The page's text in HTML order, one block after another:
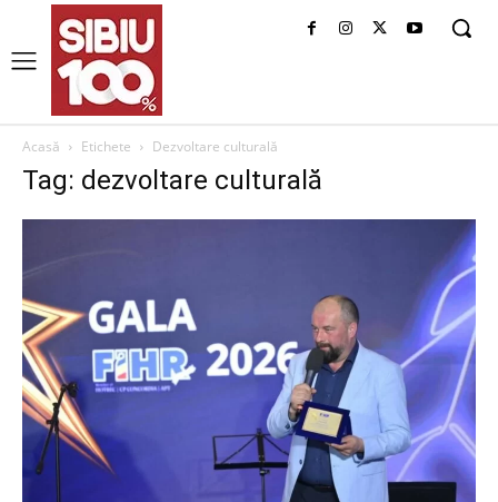
Acasă Etichete Dezvoltare culturală
Tag: dezvoltare culturală